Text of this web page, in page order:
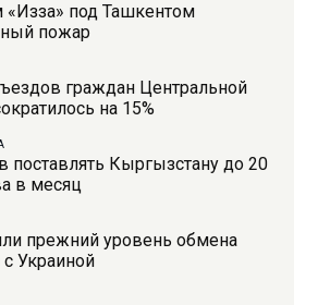
под Ташкентом
пожар
граждан Центральной
на 15%
поставлять Кыргызстану до 20
в месяц
прежний уровень обмена
Украиной